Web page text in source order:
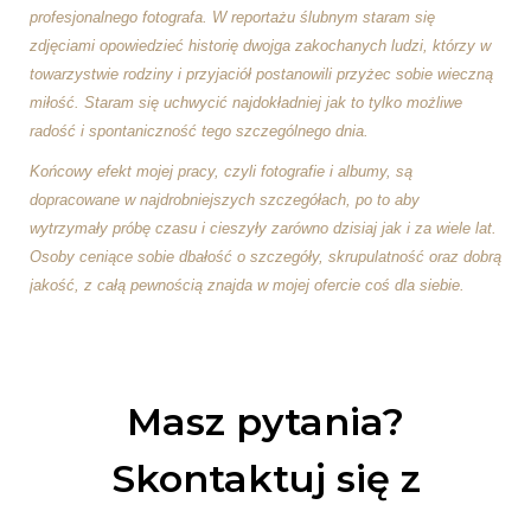
profesjonalnego fotografa. W reportażu ślubnym staram się
zdjęciami opowiedzieć historię dwojga zakochanych ludzi, którzy w
towarzystwie rodziny i przyjaciół postanowili przyżec sobie wieczną
miłość. Staram się uchwycić najdokładniej jak to tylko możliwe
radość i spontaniczność tego szczególnego dnia.
Końcowy efekt mojej pracy, czyli fotografie i albumy, są
dopracowane w najdrobniejszych szczegółach, po to aby
wytrzymały próbę czasu i cieszyły zarówno dzisiaj jak i za wiele lat.
Osoby ceniące sobie dbałość o szczegóły, skrupulatność oraz dobrą
jakość, z całą pewnością znajda w mojej ofercie coś dla siebie.
Masz pytania?
Skontaktuj się z